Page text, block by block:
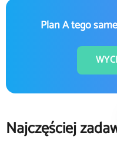
Plan A tego
Najczęściej